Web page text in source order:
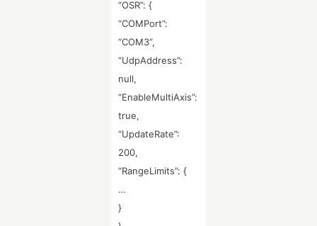
“OSR”: {
“COMPort”:
“COM3”,
“UdpAddress”:
null,
“EnableMultiAxis”:
true,
“UpdateRate”:
200,
“RangeLimits”: {
…
}